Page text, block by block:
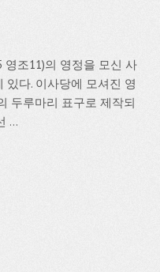
조11)의 영정을 모신 사
있다. 이사당에 모셔진 영
두루마리 표구로 제작되
...